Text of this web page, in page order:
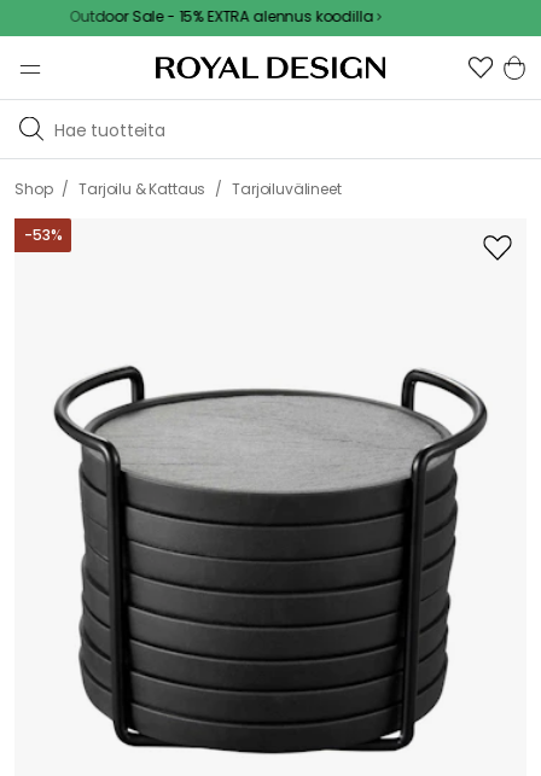
Outdoor Sale - 15% EXTRA alennus koodilla
Shop / Tarjoilu & Kattaus / Tarjoiluvälineet
-53%